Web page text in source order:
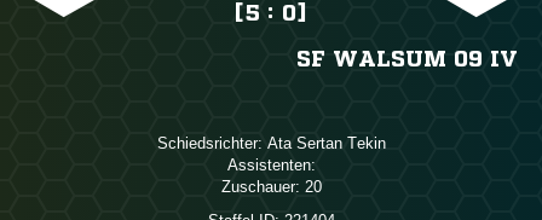
[5 : 0]
SF WALSUM 09 IV
Schiedsrichter:   
Assistenten:
Zuschauer: 20